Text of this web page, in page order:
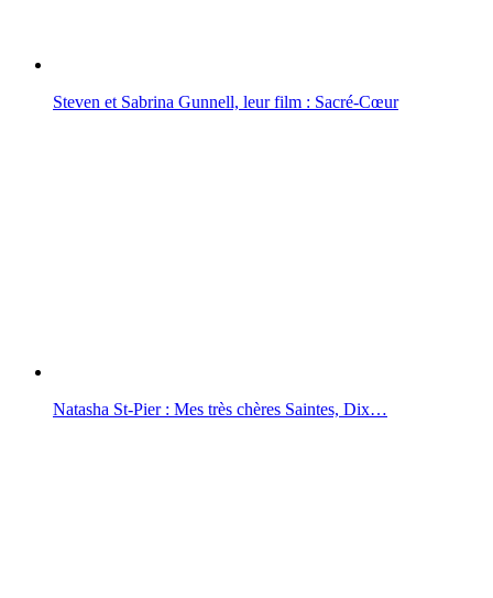
Steven et Sabrina Gunnell, leur film : Sacré-Cœur
Natasha St-Pier : Mes très chères Saintes, Dix…